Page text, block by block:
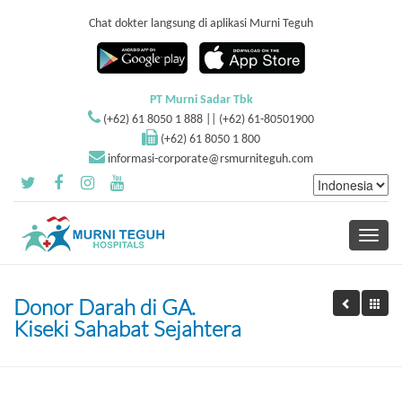
Chat dokter langsung di aplikasi Murni Teguh
PT Murni Sadar Tbk
(+62) 61 8050 1 888 || (+62) 61-80501900
(+62) 61 8050 1 800
informasi-corporate@rsmurniteguh.com
Toggle
Donor Darah di GA.
Kiseki Sahabat Sejahtera